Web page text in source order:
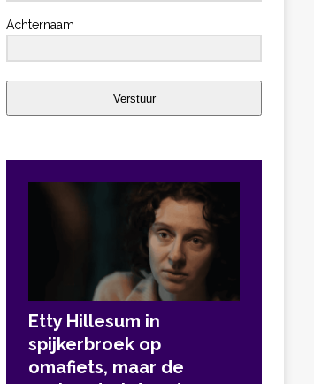
Achternaam
Verstuur
Etty Hillesum in
spijkerbroek op
omafiets, maar de